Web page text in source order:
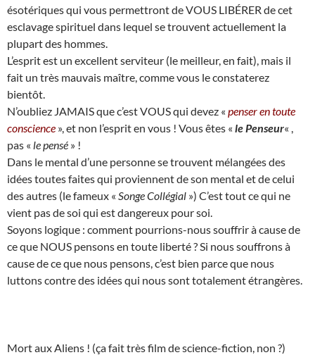
ésotériques qui vous permettront de VOUS LIBÉRER de cet
esclavage spirituel dans lequel se trouvent actuellement la
plupart des hommes.
L’esprit est un excellent serviteur (le meilleur, en fait), mais il
fait un très mauvais maître, comme vous le constaterez
bientôt.
N’oubliez JAMAIS que c’est VOUS qui devez « penser en toute
conscience », et non l’esprit en vous ! Vous êtes « le Penseur« ,
pas « le pensé » !
Dans le mental d’une personne se trouvent mélangées des
idées toutes faites qui proviennent de son mental et de celui
des autres (le fameux « Songe Collégial ») C’est tout ce qui ne
vient pas de soi qui est dangereux pour soi.
Soyons logique : comment pourrions-nous souffrir à cause de
ce que NOUS pensons en toute liberté ? Si nous souffrons à
cause de ce que nous pensons, c’est bien parce que nous
luttons contre des idées qui nous sont totalement étrangères.
Mort aux Aliens ! (ça fait très film de science-fiction, non ?)